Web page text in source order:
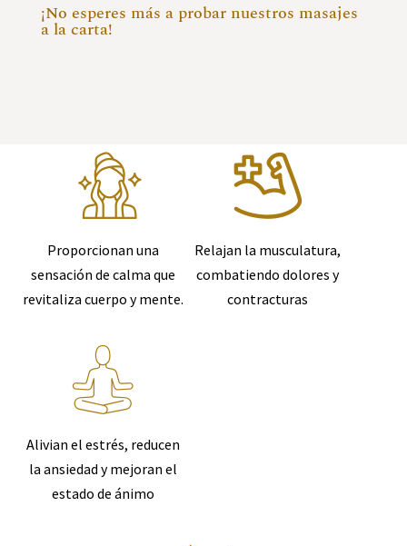
¡No esperes más a probar nuestros masajes
a la carta!
Proporcionan una
sensación de calma que
revitaliza cuerpo y mente.
Relajan la musculatura,
combatiendo dolores y
contracturas
Alivian el estrés, reducen
la ansiedad y mejoran el
estado de ánimo